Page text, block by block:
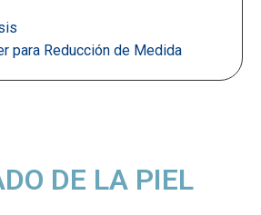
para Reducción de Medida
DE LA PIEL